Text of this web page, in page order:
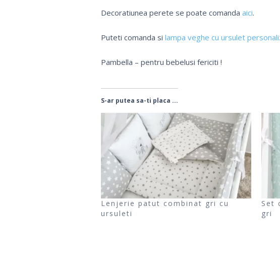
Decoratiunea perete se poate comanda aici.
Puteti comanda si lampa veghe cu ursulet
Pambella – pentru bebelusi fericiti !
S-ar putea sa-ti placa ...
Lenjerie patut combinat gri cu
ursuleti
Set
gri